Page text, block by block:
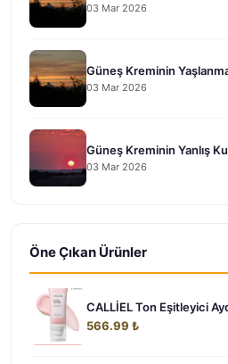
03 Mar 2026
Güneş Kreminin
03 Mar 2026
Güneş Kreminin Yanlış
03 Mar 2026
Öne Çıkan Ürünler
CALLİEL Ton Eşitleyici
566.99 ₺